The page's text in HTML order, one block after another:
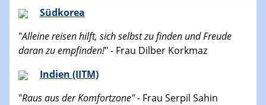
Südkorea
"Alleine reisen hilft, sich selbst zu finden und Freude
daran zu empfinden!" - Frau Dilber Korkmaz
Indien (IITM)
"Raus aus der Komfortzone"- Frau Serpil Sahin